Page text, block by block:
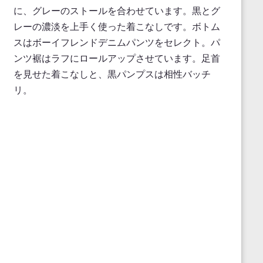
に、グレーのストールを合わせています。黒とグ
レーの濃淡を上手く使った着こなしです。ボトム
スはボーイフレンドデニムパンツをセレクト。パ
ンツ裾はラフにロールアップさせています。足首
を見せた着こなしと、黒パンプスは相性バッチ
リ。